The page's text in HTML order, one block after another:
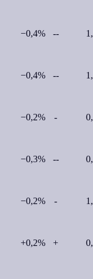
−0,4% --
−0,4% --
−0,2% -
−0,3% --
−0,2% -
+0,2% +